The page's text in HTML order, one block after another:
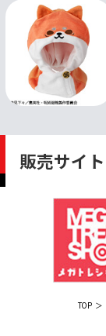
販売サイト
TOP